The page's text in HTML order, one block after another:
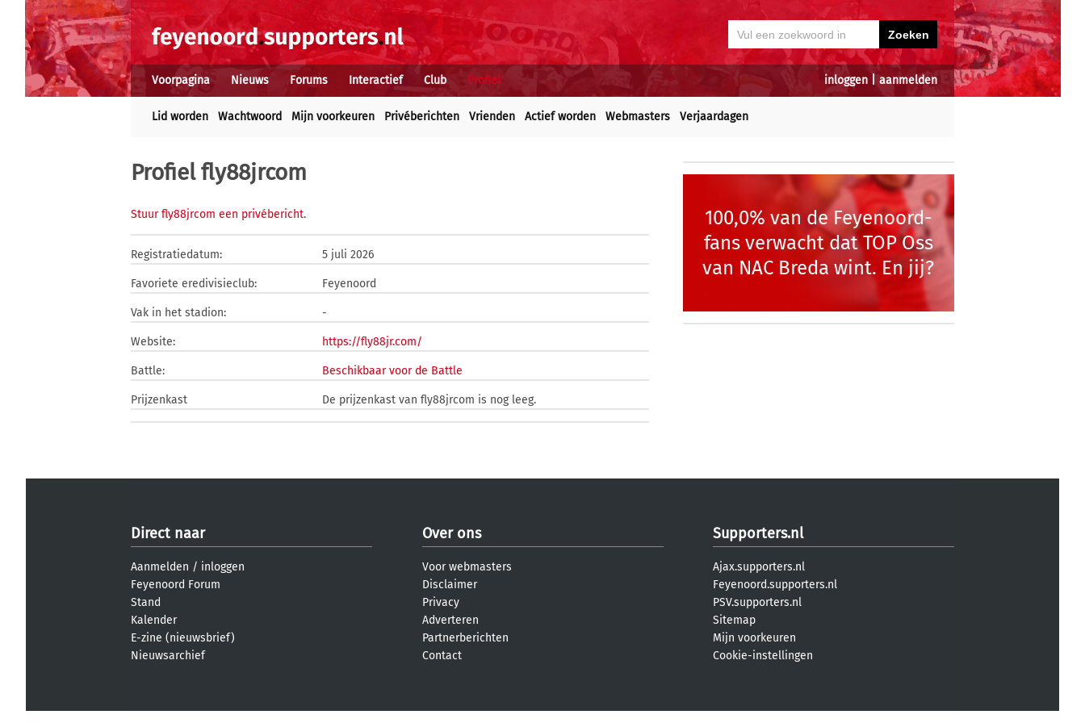
inloggen aanmelden
Voorpagina Nieuws Forums Interactief Club Profiel
Lid worden Wachtwoord Mijn voorkeuren Privéberichten Vrienden Actief worden Webmasters Verjaardagen
Profiel fly88jrcom
Stuur fly88jrcom een privébericht.
Registratiedatum: 5 juli 2026
Favoriete eredivisieclub: Feyenoord
Vak in het stadion: -
Website: https://fly88jr.com/
Battle: Beschikbaar voor de Battle
Prijzenkast De prijzenkast van fly88jrcom is nog leeg.
100,0% van de Feyenoord-
fans verwacht dat TOP Oss
van NAC Breda wint. En jij?
Direct naar
Aanmelden / inloggen
Feyenoord Forum
Stand
Kalender
E-zine (nieuwsbrief)
Nieuwsarchief
Over ons
Voor webmasters
Disclaimer
Privacy
Adverteren
Partnerberichten
Contact
Supporters.nl
Ajax.supporters.nl
Feyenoord.supporters.nl
PSV.supporters.nl
Sitemap
Mijn voorkeuren
Cookie-instellingen